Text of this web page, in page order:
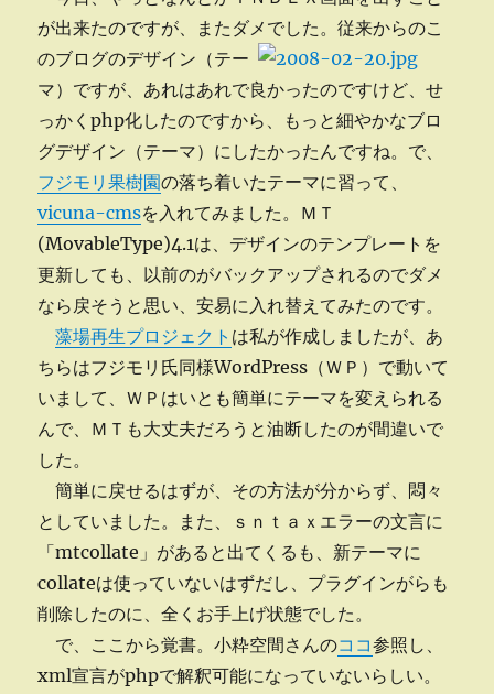
が出来たのですが、またダメでした。従来からのこ
のブログのデザイン（テー
マ）ですが、あれはあれで良かったのですけど、せ
っかくphp化したのですから、もっと細やかなブロ
グデザイン（テーマ）にしたかったんですね。で、
フジモリ果樹園の落ち着いたテーマに習って、
vicuna-cmsを入れてみました。ＭＴ
(MovableType)4.1は、デザインのテンプレートを
更新しても、以前のがバックアップされるのでダメ
なら戻そうと思い、安易に入れ替えてみたのです。
藻場再生プロジェクト は私が作成しましたが、あ
ちらはフジモリ氏同様WordPress（ＷＰ）で動いて
いまして、ＷＰはいとも簡単にテーマを変えられる
んで、ＭＴも大丈夫だろうと油断したのが間違いで
した。
簡単に戻せるはずが、その方法が分からず、悶々
としていました。また、ｓｎｔａｘエラーの文言に
「mtcollate」があると出てくるも、新テーマに
collateは使っていないはずだし、プラグインがらも
削除したのに、全くお手上げ状態でした。
で、ここから覚書。小粋空間さんのココ参照し、
xml宣言がphpで解釈可能になっていないらしい。